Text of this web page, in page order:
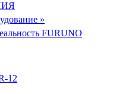
»
FURUNO
12